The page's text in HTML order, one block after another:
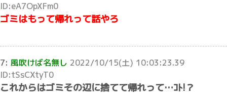
ID:eA7OpXFm0
ゴミはもって帰れって話やろ
7: 風吹けば名無し 2022/10/15(土) 10:03:23.39
ID:tSsCXtyT0
これからはゴミその辺に捨てて帰れって…ｺﾄ!？